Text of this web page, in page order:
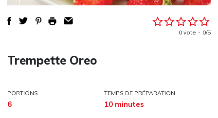
0 vote 0/5
Trempette Oreo
PORTIONS
6
TEMPS DE PRÉPARATION
10 minutes